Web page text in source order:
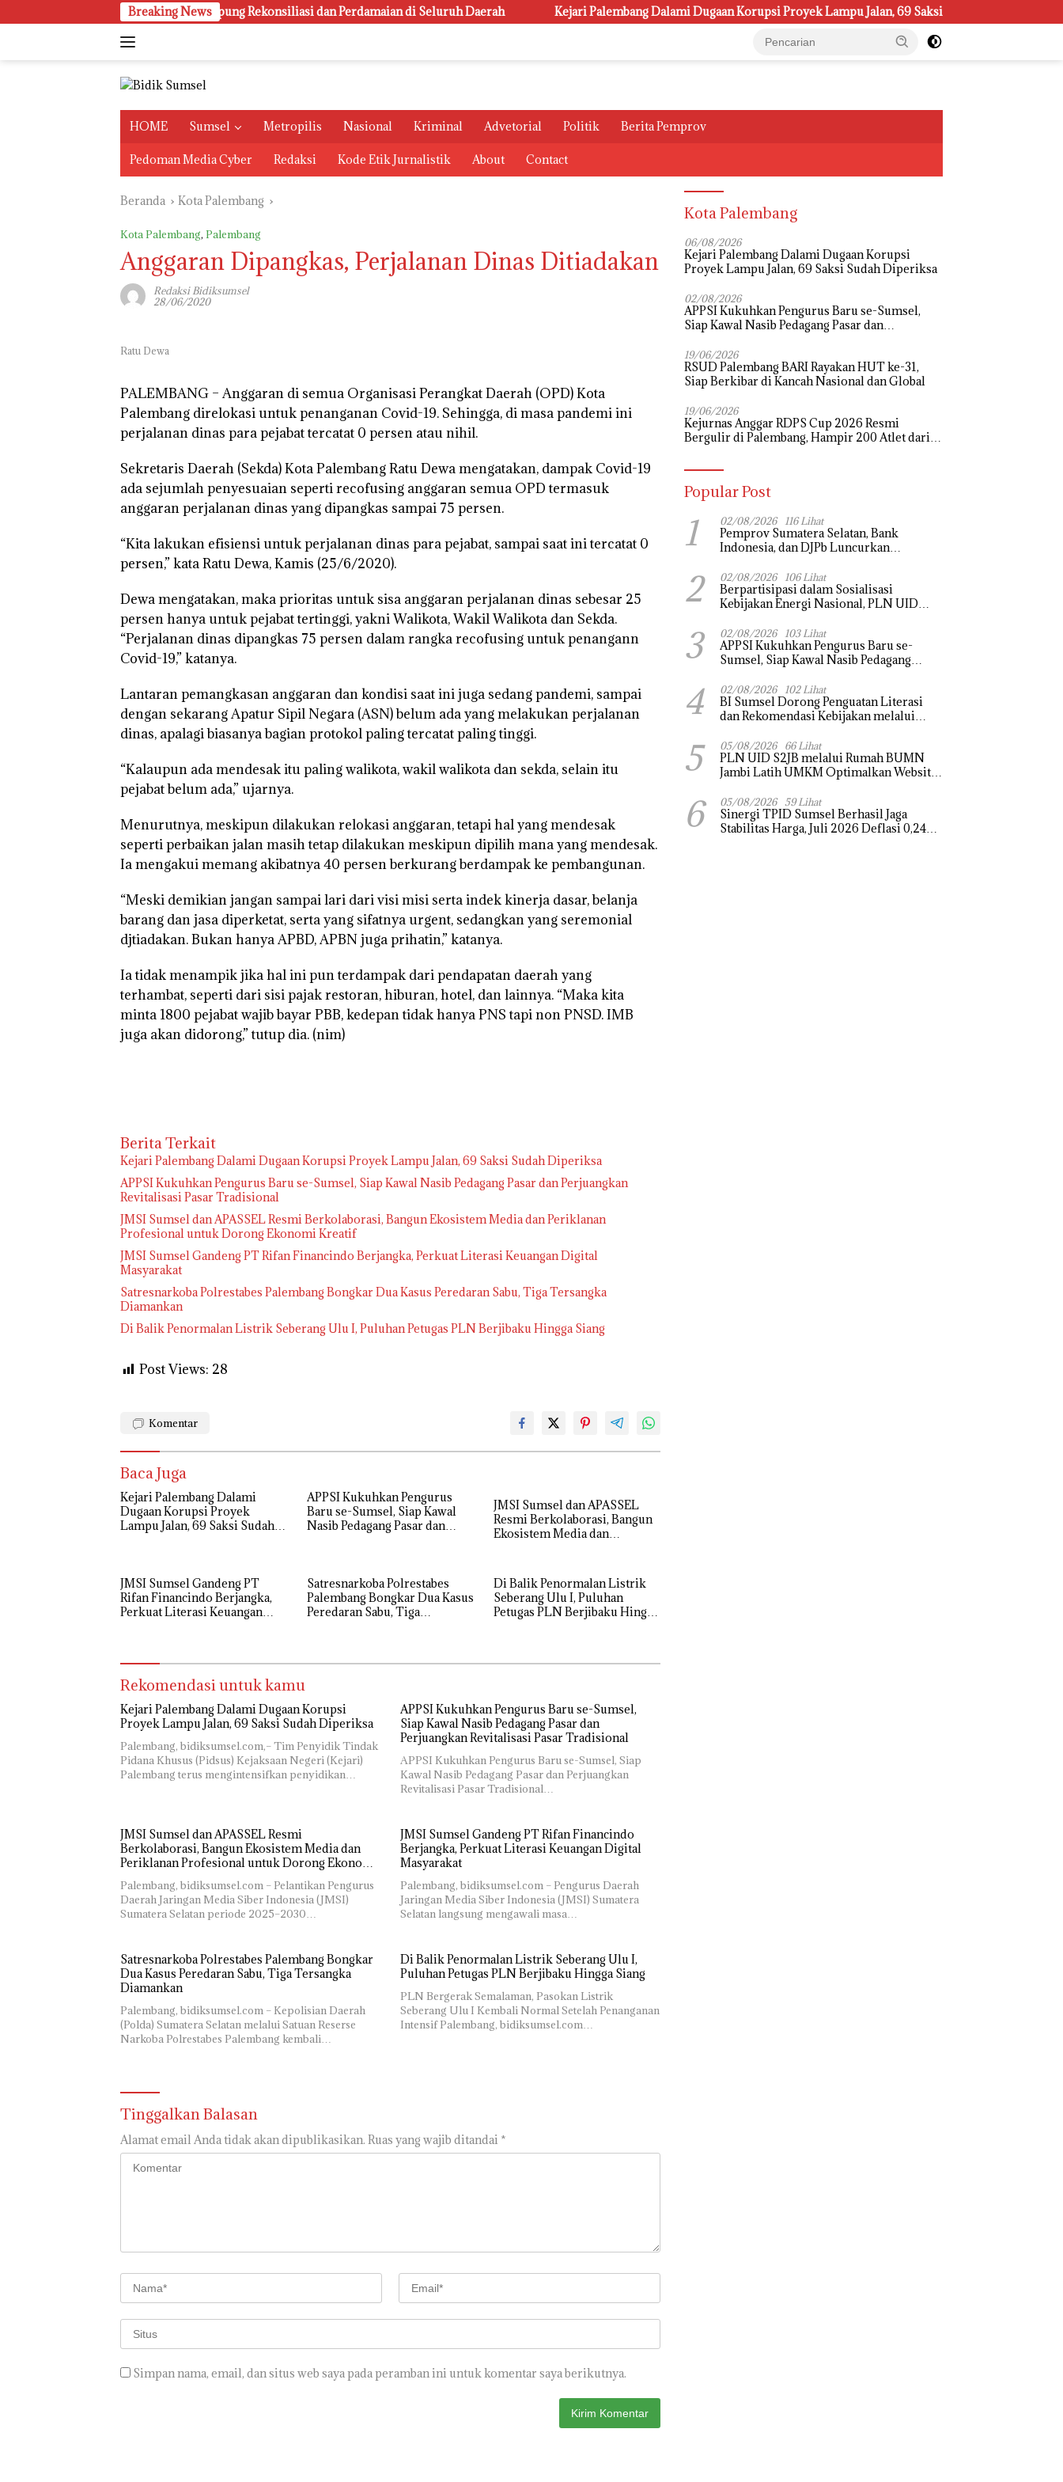
ke
Breaking News
Perkuat Sinergi Bentuk Kampung Rekonsiliasi dan Perdamaian di Seluruh Daerah Kejari Palembang Dalami Dugaan Korupsi Proyek Lampu Jalan, 69 Saksi Sudah Diperiksa
HOME Sumsel Metropilis Nasional Kriminal Advetorial Politik Berita Pemprov
Pedoman Media Cyber Redaksi Kode Etik Jurnalistik About Contact
Beranda Kota Palembang
Kota Palembang, Palembang
Anggaran Dipangkas, Perjalanan Dinas Ditiadakan
Redaksi Bidiksumsel
28/06/2020
Ratu Dewa
PALEMBANG –Anggaran di semua Organisasi Perangkat Daerah (OPD) Kota
Palembang direlokasi untuk penanganan Covid-19. Sehingga, di masa pandemi ini
perjalanan dinas para pejabat tercatat 0 persen atau nihil.
Sekretaris Daerah (Sekda) Kota Palembang Ratu Dewa mengatakan, dampak Covid-19
ada sejumlah penyesuaian seperti recofusing anggaran semua OPD termasuk
anggaran perjalanan dinas yang dipangkas sampai 75 persen.
“Kita lakukan efisiensi untuk perjalanan dinas para pejabat, sampai saat ini tercatat 0
persen,” kata Ratu Dewa, Kamis (25/6/2020).
Dewa mengatakan, maka prioritas untuk sisa anggaran perjalanan dinas sebesar 25
persen hanya untuk pejabat tertinggi, yakni Walikota, Wakil Walikota dan Sekda.
“Perjalanan dinas dipangkas 75 persen dalam rangka recofusing untuk penangann
Covid-19,” katanya.
Lantaran pemangkasan anggaran dan kondisi saat ini juga sedang pandemi, sampai
dengan sekarang Apatur Sipil Negara (ASN) belum ada yang melakukan perjalanan
dinas, apalagi biasanya bagian protokol paling tercatat paling tinggi.
“Kalaupun ada mendesak itu paling walikota, wakil walikota dan sekda, selain itu
pejabat belum ada,” ujarnya.
Menurutnya, meskipun dilakukan relokasi anggaran, tetapi hal yang mendesak
seperti perbaikan jalan masih tetap dilakukan meskipun dipilih mana yang mendesak.
Ia mengakui memang akibatnya 40 persen berkurang berdampak ke pembangunan.
“Meski demikian jangan sampai lari dari visi misi serta indek kinerja dasar, belanja
barang dan jasa diperketat, serta yang sifatnya urgent, sedangkan yang seremonial
djtiadakan. Bukan hanya APBD, APBN juga prihatin,” katanya.
Ia tidak menampik jika hal ini pun terdampak dari pendapatan daerah yang
terhambat, seperti dari sisi pajak restoran, hiburan, hotel, dan lainnya. “Maka kita
minta 1800 pejabat wajib bayar PBB, kedepan tidak hanya PNS tapi non PNSD. IMB
juga akan didorong,” tutup dia. (nim)
Berita Terkait
Kejari Palembang Dalami Dugaan Korupsi Proyek Lampu Jalan, 69 Saksi Sudah Diperiksa
APPSI Kukuhkan Pengurus Baru se-Sumsel, Siap Kawal Nasib Pedagang Pasar dan Perjuangkan
Revitalisasi Pasar Tradisional
JMSI Sumsel dan APASSEL Resmi Berkolaborasi, Bangun Ekosistem Media dan Periklanan
Profesional untuk Dorong Ekonomi Kreatif
JMSI Sumsel Gandeng PT Rifan Financindo Berjangka, Perkuat Literasi Keuangan Digital
Masyarakat
Satresnarkoba Polrestabes Palembang Bongkar Dua Kasus Peredaran Sabu, Tiga Tersangka
Diamankan
Di Balik Penormalan Listrik Seberang Ulu I, Puluhan Petugas PLN Berjibaku Hingga Siang
Post Views: 28
Komentar
Baca Juga
Kejari Palembang Dalami
Dugaan Korupsi Proyek
Lampu Jalan, 69 Saksi Sudah
APPSI Kukuhkan Pengurus
Baru se-Sumsel, Siap Kawal
Nasib Pedagang Pasar dan
JMSI Sumsel dan APASSEL
Resmi Berkolaborasi, Bangun
Ekosistem Media dan
JMSI Sumsel Gandeng PT
Rifan Financindo Berjangka,
Perkuat Literasi Keuangan
Satresnarkoba Polrestabes
Palembang Bongkar Dua Kasus
Peredaran Sabu, Tiga
Di Balik Penormalan Listrik
Seberang Ulu I, Puluhan
Petugas PLN Berjibaku Hingga
Rekomendasi untuk kamu
Kejari Palembang Dalami Dugaan Korupsi
Proyek Lampu Jalan, 69 Saksi Sudah Diperiksa
Palembang, bidiksumsel.com,– Tim Penyidik Tindak
Pidana Khusus (Pidsus) Kejaksaan Negeri (Kejari)
Palembang terus mengintensifkan penyidikan…
APPSI Kukuhkan Pengurus Baru se-Sumsel,
Siap Kawal Nasib Pedagang Pasar dan
Perjuangkan Revitalisasi Pasar Tradisional
APPSI Kukuhkan Pengurus Baru se-Sumsel, Siap
Kawal Nasib Pedagang Pasar dan Perjuangkan
Revitalisasi Pasar Tradisional…
JMSI Sumsel dan APASSEL Resmi
Berkolaborasi, Bangun Ekosistem Media dan
Periklanan Profesional untuk Dorong Ekonomi
Kreatif
Palembang, bidiksumsel.com – Pelantikan Pengurus
Daerah Jaringan Media Siber Indonesia (JMSI)
Sumatera Selatan periode 2025–2030…
JMSI Sumsel Gandeng PT Rifan Financindo
Berjangka, Perkuat Literasi Keuangan Digital
Masyarakat
Palembang, bidiksumsel.com – Pengurus Daerah
Jaringan Media Siber Indonesia (JMSI) Sumatera
Selatan langsung mengawali masa…
Satresnarkoba Polrestabes Palembang Bongkar
Dua Kasus Peredaran Sabu, Tiga Tersangka
Diamankan
Palembang, bidiksumsel.com – Kepolisian Daerah
(Polda) Sumatera Selatan melalui Satuan Reserse
Narkoba Polrestabes Palembang kembali…
Di Balik Penormalan Listrik Seberang Ulu I,
Puluhan Petugas PLN Berjibaku Hingga Siang
PLN Bergerak Semalaman, Pasokan Listrik
Seberang Ulu I Kembali Normal Setelah Penanganan
Intensif Palembang, bidiksumsel.com…
Tinggalkan Balasan
Alamat email Anda tidak akan dipublikasikan. Ruas yang wajib ditandai *
Simpan nama, email, dan situs web saya pada peramban ini untuk komentar saya berikutnya.
Kota Palembang
06/08/2026
Kejari Palembang Dalami Dugaan Korupsi
Proyek Lampu Jalan, 69 Saksi Sudah Diperiksa
02/08/2026
APPSI Kukuhkan Pengurus Baru se-Sumsel,
Siap Kawal Nasib Pedagang Pasar dan
19/06/2026
RSUD Palembang BARI Rayakan HUT ke-31,
Siap Berkibar di Kancah Nasional dan Global
19/06/2026
Kejurnas Anggar RDPS Cup 2026 Resmi
Bergulir di Palembang, Hampir 200 Atlet dari
Popular Post
1 02/08/2026 116 Lihat
Pemprov Sumatera Selatan, Bank
Indonesia, dan DJPb Luncurkan
untuk Perkuat Ketahanan Pangan dan
Pengendalian Inflasi
2 02/08/2026 106 Lihat
Berpartisipasi dalam Sosialisasi
Kebijakan Energi Nasional, PLN UID
Listrik
3 02/08/2026 103 Lihat
APPSI Kukuhkan Pengurus Baru se-
Sumsel, Siap Kawal Nasib Pedagang
Tradisional
4 02/08/2026 102 Lihat
BI Sumsel Dorong Penguatan Literasi
dan Rekomendasi Kebijakan melalui
Essay 3rd Sriwijaya Economic Forum
2026
5 05/08/2026 66 Lihat
PLN UID S2JB melalui Rumah BUMN
Jambi Latih UMKM Optimalkan Website
6 05/08/2026 59 Lihat
Sinergi TPID Sumsel Berhasil Jaga
Stabilitas Harga, Juli 2026 Deflasi 0,24